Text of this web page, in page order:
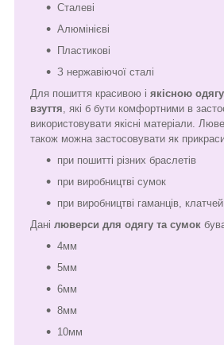
Сталеві
Алюмінієві
Пластикові
З нержавіючої сталі
Для пошиття красивою і якісною
взуття , які б бути комфортними в
використовувати якісні матеріали.
також можна застосовувати як
при пошитті різних браслетів
при виробництві сумок
при виробництві гаманців,
Дані люверси для одягу та сумок
4мм
5мм
6мм
8мм
10мм